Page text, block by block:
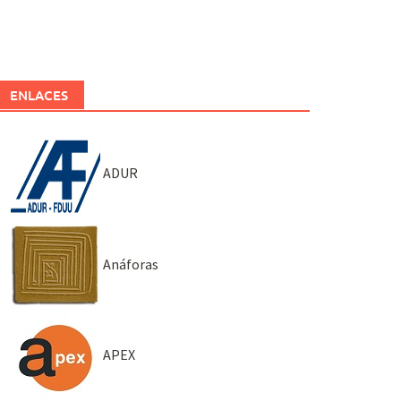
ENLACES
ADUR
Anáforas
APEX